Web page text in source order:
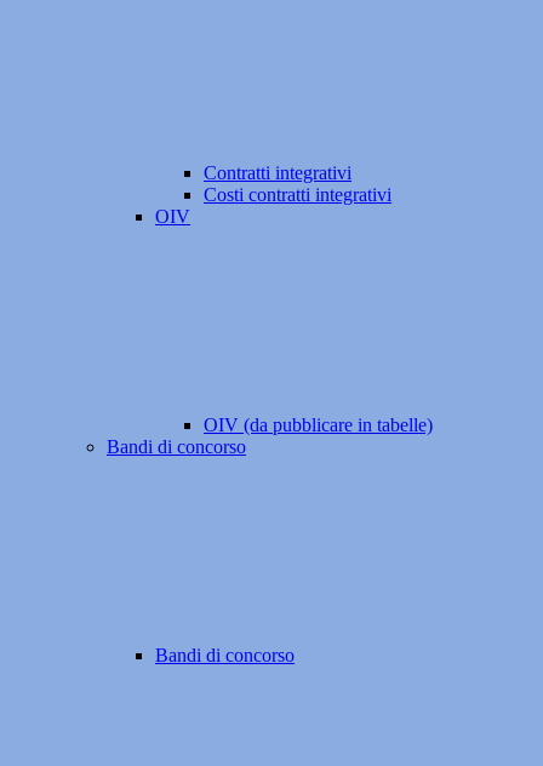
Contratti integrativi
Costi contratti integrativi
OIV
OIV (da pubblicare in tabelle)
Bandi di concorso
Bandi di concorso